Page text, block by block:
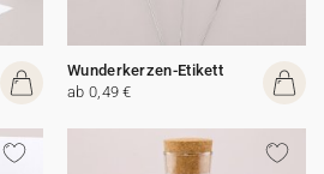
Wunderkerzen-Etikett
ab 0,49 €